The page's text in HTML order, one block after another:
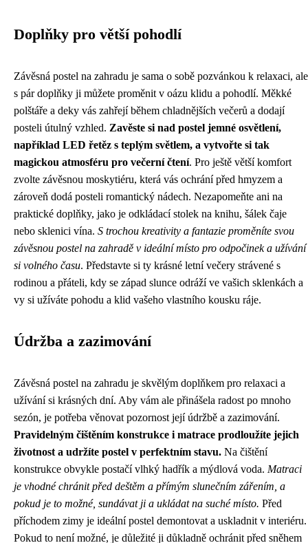
Doplňky pro větší pohodlí
Závěsná postel na zahradu je sama o sobě pozvánkou k relaxaci, ale
s pár doplňky ji můžete proměnit v oázu klidu a pohodlí. Měkké
polštáře a deky vás zahřejí během chladnějších večerů a dodají
posteli útulný vzhled. Zavěste si nad postel jemné osvětlení,
například LED řetěz s teplým světlem, a vytvořte si tak
magickou atmosféru pro večerní čtení. Pro ještě větší komfort
zvolte závěsnou moskytiéru, která vás ochrání před hmyzem a
zároveň dodá posteli romantický nádech. Nezapomeňte ani na
praktické doplňky, jako je odkládací stolek na knihu, šálek čaje
nebo sklenici vína. S trochou kreativity a fantazie proměníte svou
závěsnou postel na zahradě v ideální místo pro odpočinek a užívání
si volného času. Představte si ty krásné letní večery strávené s
rodinou a přáteli, kdy se západ slunce odráží ve vašich sklenkách a
vy si užíváte pohodu a klid vašeho vlastního kousku ráje.
Údržba a zazimování
Závěsná postel na zahradu je skvělým doplňkem pro relaxaci a
užívání si krásných dní. Aby vám ale přinášela radost po mnoho
sezón, je potřeba věnovat pozornost její údržbě a zazimování.
Pravidelným čištěním konstrukce i matrace prodloužíte jejich
životnost a udržíte postel v perfektním stavu. Na čištění
konstrukce obvykle postačí vlhký hadřík a mýdlová voda. Matraci
je vhodné chránit před deštěm a přímým slunečním zářením, a
pokud je to možné, sundávat ji a ukládat na suché místo. Před
příchodem zimy je ideální postel demontovat a uskladnit v interiéru.
Pokud to není možné, je důležité ji důkladně ochránit před sněhem